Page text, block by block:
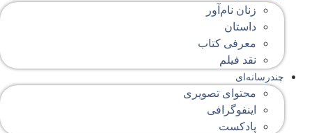
زنان نام‌آور
داستان
معرفی کتاب
نقد فیلم
چندرسانه‌ای
محتوای تصویری
اینفوگرافی
پادکست